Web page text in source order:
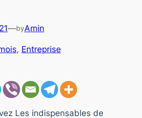
—byAmin
, Entreprise
Les indispensables de